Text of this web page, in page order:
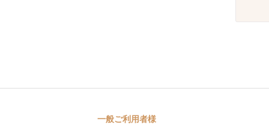
一般ご利用者様